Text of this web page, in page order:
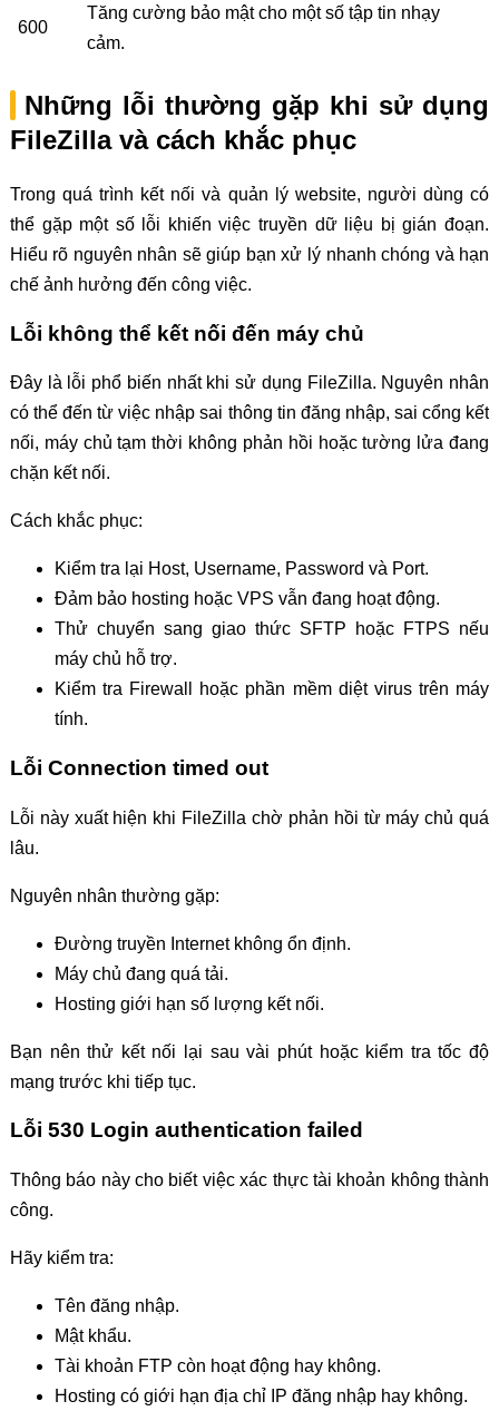
600
Tăng cường bảo mật cho một số tập tin nhạy
cảm.
Những lỗi thường gặp khi sử dụng
FileZilla và cách khắc phục
Trong quá trình kết nối và quản lý website, người dùng có
thể gặp một số lỗi khiến việc truyền dữ liệu bị gián đoạn.
Hiểu rõ nguyên nhân sẽ giúp bạn xử lý nhanh chóng và hạn
chế ảnh hưởng đến công việc.
Lỗi không thể kết nối đến máy chủ
Đây là lỗi phổ biến nhất khi sử dụng FileZilla. Nguyên nhân
có thể đến từ việc nhập sai thông tin đăng nhập, sai cổng kết
nối, máy chủ tạm thời không phản hồi hoặc tường lửa đang
chặn kết nối.
Cách khắc phục:
Kiểm tra lại Host, Username, Password và Port.
Đảm bảo hosting hoặc VPS vẫn đang hoạt động.
Thử chuyển sang giao thức SFTP hoặc FTPS nếu
máy chủ hỗ trợ.
Kiểm tra Firewall hoặc phần mềm diệt virus trên máy
tính.
Lỗi Connection timed out
Lỗi này xuất hiện khi FileZilla chờ phản hồi từ máy chủ quá
lâu.
Nguyên nhân thường gặp:
Đường truyền Internet không ổn định.
Máy chủ đang quá tải.
Hosting giới hạn số lượng kết nối.
Bạn nên thử kết nối lại sau vài phút hoặc kiểm tra tốc độ
mạng trước khi tiếp tục.
Lỗi 530 Login authentication failed
Thông báo này cho biết việc xác thực tài khoản không thành
công.
Hãy kiểm tra:
Tên đăng nhập.
Mật khẩu.
Tài khoản FTP còn hoạt động hay không.
Hosting có giới hạn địa chỉ IP đăng nhập hay không.